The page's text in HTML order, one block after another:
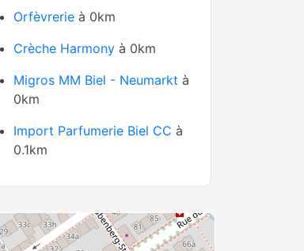
Orfèvrerie à 0km
Crèche Harmony à 0km
Migros MM Biel - Neumarkt à
0km
Import Parfumerie Biel CC à
0.1km